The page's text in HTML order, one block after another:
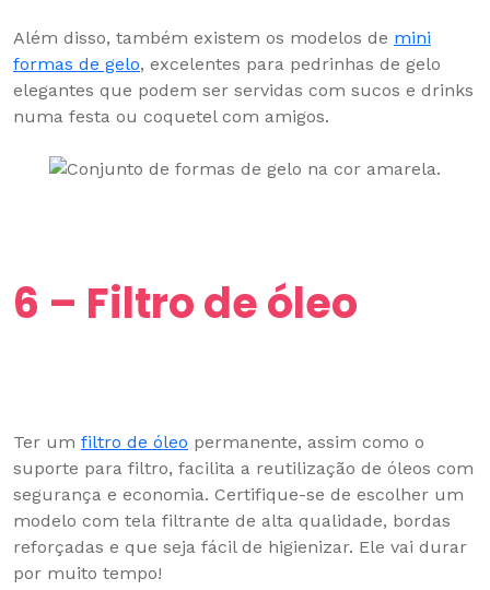
Além disso, também existem os modelos de mini
formas de gelo, excelentes para pedrinhas de gelo
elegantes que podem ser servidas com sucos e drinks
numa festa ou coquetel com amigos.
6 – Filtro de óleo
Ter um filtro de óleo permanente, assim como o
suporte para filtro, facilita a reutilização de óleos com
segurança e economia. Certifique-se de escolher um
modelo com tela filtrante de alta qualidade, bordas
reforçadas e que seja fácil de higienizar. Ele vai durar
por muito tempo!